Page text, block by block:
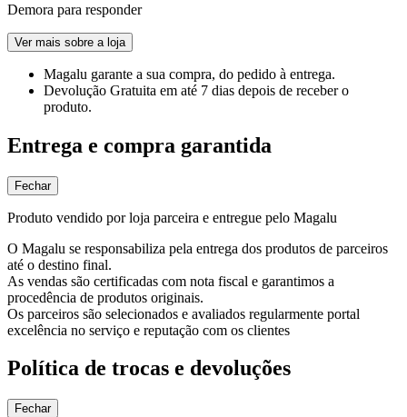
Demora para responder
Ver mais sobre a loja
Magalu garante a sua compra, do pedido à entrega.
Devolução Gratuita em até 7 dias depois de receber o
produto.
Entrega e compra garantida
Fechar
Produto vendido por loja parceira e entregue pelo Magalu
O Magalu se responsabiliza pela entrega dos produtos de parceiros
até o destino final.
As vendas são certificadas com nota fiscal e garantimos a
procedência de produtos originais.
Os parceiros são selecionados e avaliados regularmente portal
excelência no serviço e reputação com os clientes
Política de trocas e devoluções
Fechar